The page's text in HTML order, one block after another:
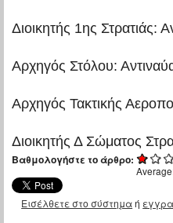
Διοικητής 1ης Στρατιάς:
Αρχηγός Στόλου:
Αρχηγός Τακτικής
Διοικητής Δ Σώματος
Βαθμολογήστε το άρθρο:
Εισέλθετε στο σύστημαή